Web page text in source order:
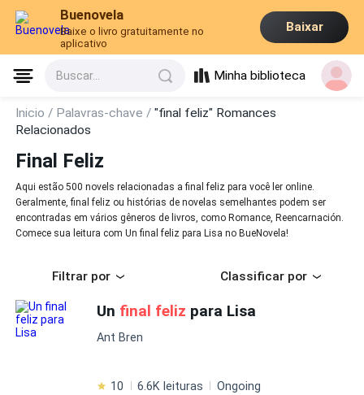
Buenovela
Baixe o livro gratuitamente no
aplicativo
Baixar
Buscar... Minha biblioteca
Inicio / Palavras-chave /"final feliz" Romances
Relacionados
Final Feliz
Aqui estão 500 novels relacionadas a final feliz para você ler online.
Geralmente, final feliz ou histórias de novelas semelhantes podem ser
encontradas em vários gêneros de livros, como Romance, Reencarnación.
Comece sua leitura com Un final feliz para Lisa no BueNovela!
Filtrar por Classificar por
Un final feliz para Lisa
Ant Bren
10 6.6K leituras Ongoing